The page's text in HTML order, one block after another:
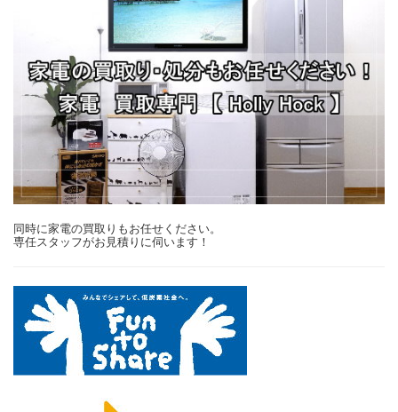
同時に家電の買取りもお任せください。
専任スタッフがお見積りに伺います！